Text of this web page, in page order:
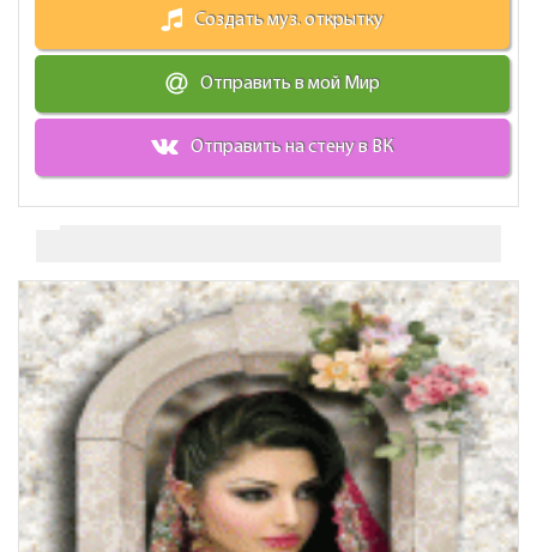
Создать муз. открытку
Отправить в мой Мир
Отправить на стену в ВК